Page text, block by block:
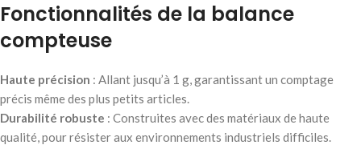
Fonctionnalités de la balance
compteuse
Haute précision : Allant jusqu’à 1 g, garantissant un comptage
précis même des plus petits articles.
Durabilité robuste : Construites avec des matériaux de haute
qualité, pour résister aux environnements industriels difficiles.